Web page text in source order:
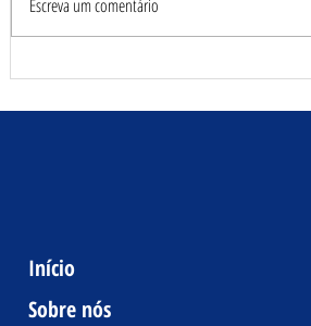
Escreva um comentário
Início
Sobre nós